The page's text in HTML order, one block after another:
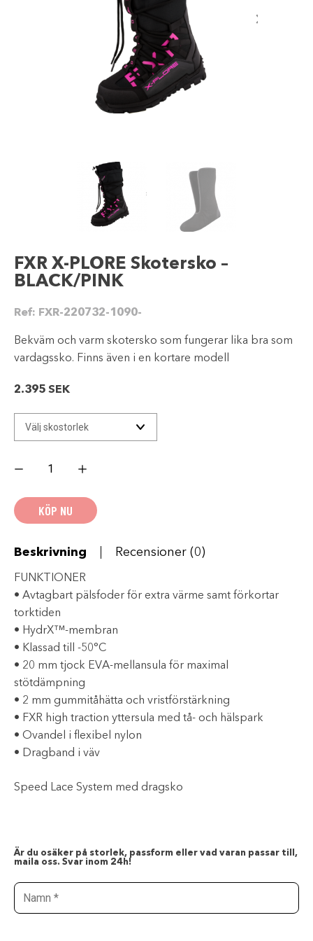
FXR X-PLORE Skotersko –
BLACK/PINK
Ref: FXR-220732-1090-
Bekväm och varm skotersko som fungerar lika bra som
vardagssko. Finns även i en kortare modell
2.395 SEK
BLACK/PINK
mängd
KÖP NU
Beskrivning Recensioner (0)
FUNKTIONER
• Avtagbart pälsfoder för extra värme samt förkortar
torktiden
• HydrX™-membran
• Klassad till -50°C
• 20 mm tjock EVA-mellansula för maximal
stötdämpning
• 2 mm gummitåhätta och vristförstärkning
• FXR high traction yttersula med tå- och hälspark
• Ovandel i flexibel nylon
• Dragband i väv
Speed ​​Lace System med dragsko
Är du osäker på storlek, passform eller vad varan passar till,
maila oss. Svar inom 24h!